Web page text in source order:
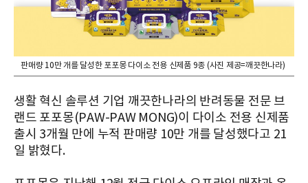
판매량 10만 개를 달성한 포포몽 다이소 전용 신제품 9종 (사진 제공=깨끗한나라)
생활 혁신 솔루션 기업 깨끗한나라의 반려동물 전문 브
랜드 포포몽(PAW-PAW MONG)이 다이소 전용 신제품
출시 3개월 만에 누적 판매량 10만 개를 달성했다고 21
일 밝혔다.